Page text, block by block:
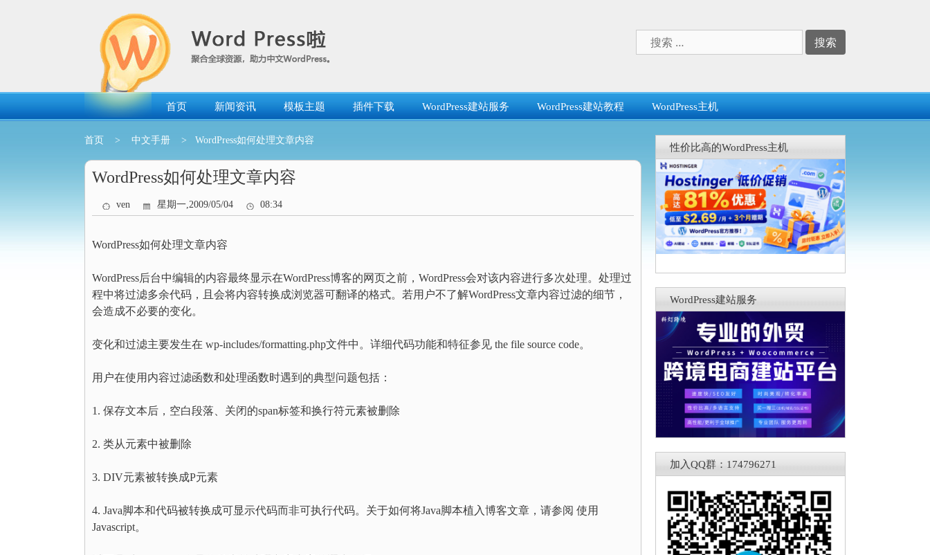
索：
首页 新闻资讯 模板主题 插件下载 WordPress建站服务 WordPress建站教程 WordPress主机
首页 > 中文手册 > WordPress如何处理文章内容
WordPress如何处理文章内容
ven 星期一,2009/05/04 08:34
WordPress如何处理文章内容
WordPress后台中编辑的内容最终显示在WordPress博客的网页之前，WordPress会对该内容进行多次处理。处理过
程中将过滤多余代码，且会将内容转换成浏览器可翻译的格式。若用户不了解WordPress文章内容过滤的细节，
会造成不必要的变化。
变化和过滤主要发生在 wp-includes/formatting.php文件中。详细代码功能和特征参见 the file source code。
用户在使用内容过滤函数和处理函数时遇到的典型问题包括：
1. 保存文本后，空白段落、关闭的span标签和换行符元素被删除
2. 类从元素中被删除
3. DIV元素被转换成P元素
4. Java脚本和代码被转换成可显示代码而非可执行代码。关于如何将Java脚本植入博客文章，请参阅 使用
Javascript。
性价比高的WordPress主机
WordPress建站服务
加入QQ群：174796271